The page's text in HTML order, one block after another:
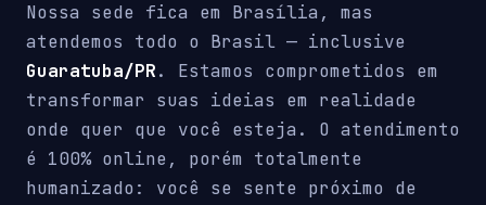
Nossa sede fica em Brasília, mas
atendemos todo o Brasil — inclusive
Guaratuba/PR. Estamos comprometidos em
transformar suas ideias em realidade
onde quer que você esteja. O atendimento
é 100% online, porém totalmente
humanizado: você se sente próximo de